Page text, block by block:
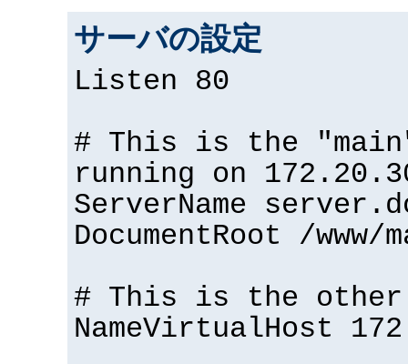
サーバの設定
Listen 80
# This is the
running on
ServerName
DocumentRoot /www/
# This is the other
NameVirtualHost